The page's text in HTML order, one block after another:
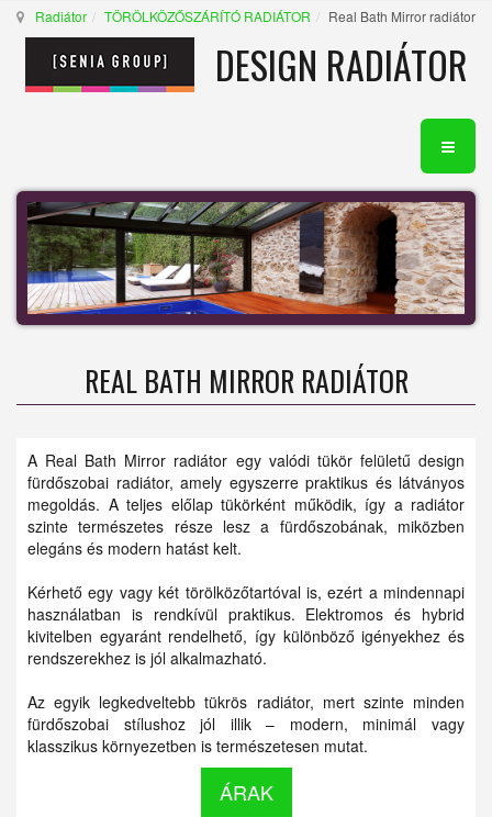
Radiátor TÖRÖLKÖZŐSZÁRÍTÓ RADIÁTOR Real Bath Mirror radiátor
DESIGN RADIÁTOR
REAL BATH MIRROR RADIÁTOR
A Real Bath Mirror radiátor egy valódi tükör felületű design
fürdőszobai radiátor, amely egyszerre praktikus és látványos
megoldás. A teljes előlap tükörként működik, így a radiátor
szinte természetes része lesz a fürdőszobának, miközben
elegáns és modern hatást kelt.
Kérhető egy vagy két törölközőtartóval is, ezért a mindennapi
használatban is rendkívül praktikus. Elektromos és hybrid
kivitelben egyaránt rendelhető, így különböző igényekhez és
rendszerekhez is jól alkalmazható.
Az egyik legkedveltebb tükrös radiátor, mert szinte minden
fürdőszobai stílushoz jól illik – modern, minimál vagy
klasszikus környezetben is természetesen mutat.
ÁRAK